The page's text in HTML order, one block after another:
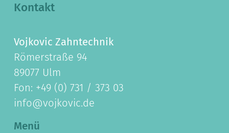
Kontakt
Vojkovic Zahntechnik
Römerstraße 94
89077 Ulm
Fon: +49 (0) 731 / 373 03
info@vojkovic.de
Menü